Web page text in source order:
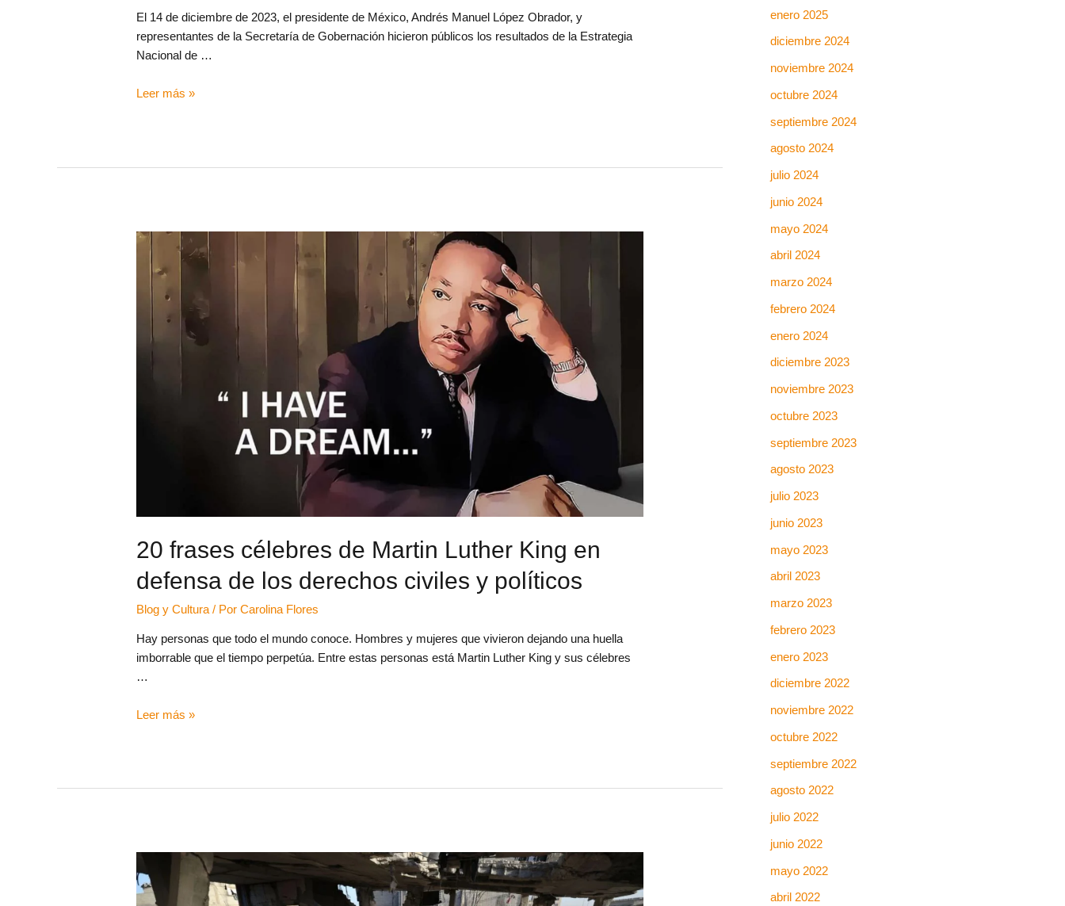
El 14 de diciembre de 2023, el presidente de México, Andrés Manuel López Obrador, y
representantes de la Secretaría de Gobernación hicieron públicos los resultados de la Estrategia
Nacional de …
Leer más »
20 frases célebres de Martin Luther King en
defensa de los derechos civiles y políticos
Blog y Cultura / PorCarolina Flores
Hay personas que todo el mundo conoce. Hombres y mujeres que vivieron dejando una huella
imborrable que el tiempo perpetúa. Entre estas personas está Martin Luther King y sus célebres
…
Leer más »
enero 2025
diciembre 2024
noviembre 2024
octubre 2024
septiembre 2024
agosto 2024
julio 2024
junio 2024
mayo 2024
abril 2024
marzo 2024
febrero 2024
enero 2024
diciembre 2023
noviembre 2023
octubre 2023
septiembre 2023
agosto 2023
julio 2023
junio 2023
mayo 2023
abril 2023
marzo 2023
febrero 2023
enero 2023
diciembre 2022
noviembre 2022
octubre 2022
septiembre 2022
agosto 2022
julio 2022
junio 2022
mayo 2022
abril 2022